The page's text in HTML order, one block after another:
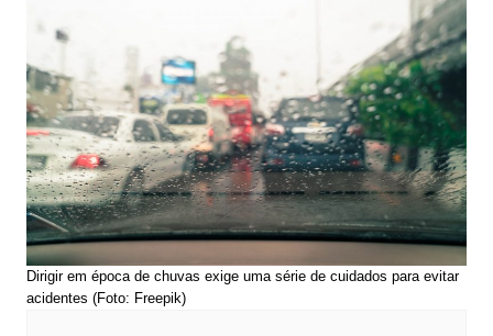
Dirigir em época de chuvas exige uma série de cuidados para evitar
acidentes (Foto: Freepik)